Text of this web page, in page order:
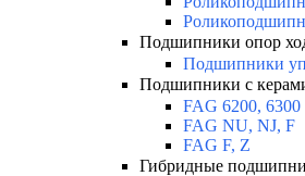
Подшипники опор
Подшипники
Подшипники с
FAG 6200, 6300
FAG NU, NJ, F
FAG F, Z
Гибридные